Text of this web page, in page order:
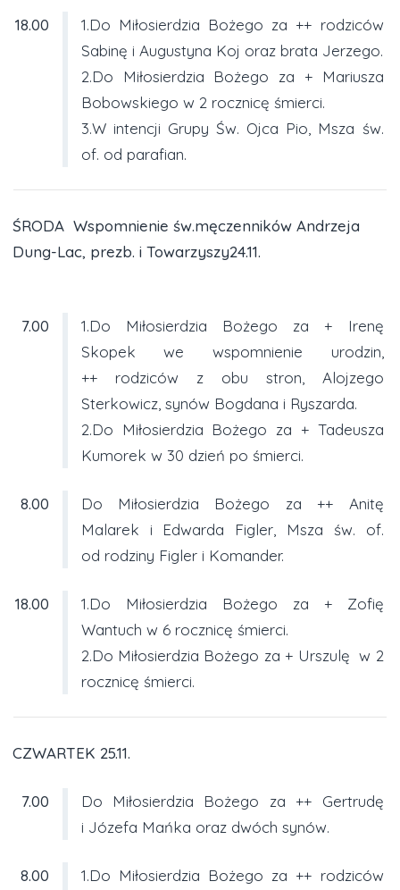
18.00
1.Do Miłosierdzia Bożego za ++ rodziców
Sabinę i Augustyna Koj oraz brata Jerzego.
2.Do Miłosierdzia Bożego za + Mariusza
Bobowskiego w 2 rocznicę śmierci.
3.W intencji Grupy Św. Ojca Pio, Msza św.
of. od parafian.
ŚRODA Wspomnienie św.męczenników Andrzeja
Dung-Lac, prezb. i Towarzyszy24.11.
7.00
1.Do Miłosierdzia Bożego za + Irenę
Skopek we wspomnienie urodzin,
++ rodziców z obu stron, Alojzego
Sterkowicz, synów Bogdana i Ryszarda.
2.Do Miłosierdzia Bożego za + Tadeusza
Kumorek w 30 dzień po śmierci.
8.00
Do Miłosierdzia Bożego za ++ Anitę
Malarek i Edwarda Figler, Msza św. of.
od rodziny Figler i Komander.
18.00
1.Do Miłosierdzia Bożego za + Zofię
Wantuch w 6 rocznicę śmierci.
2.Do Miłosierdzia Bożego za + Urszulę w 2
rocznicę śmierci.
CZWARTEK 25.11.
7.00
Do Miłosierdzia Bożego za ++ Gertrudę
i Józefa Mańka oraz dwóch synów.
8.00
1.Do Miłosierdzia Bożego za ++ rodziców